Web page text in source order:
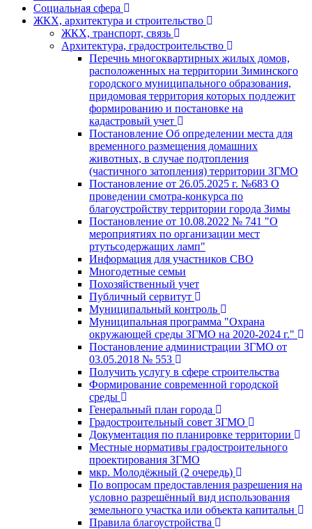
Социальная сфера
ЖКХ, архитектура и строительство
ЖКХ, транспорт, связь
Архитектура, градостроительство
Перечнь многоквартирных жилых домов,
расположенных на территории Зиминского
городского муниципального образования,
придомовая территория которых подлежит
формированию и постановке на
кадастровый учет
Постановление Об определении места для
временного размещения домашних
животных, в случае подтопления
(частичного затопления) территории ЗГМО
Постановление от 26.05.2025 г. №683 О
проведении смотра-конкурса по
благоустройству территории города Зимы
Постановление от 10.08.2022 № 741 "О
мероприятиях по организации мест
ртутьсодержащих ламп"
Информация для участников СВО
Многодетные семьи
Похозяйственный учет
Публичный сервитут
Муниципальный контроль
Муниципальная программа "Охрана
окружающей среды ЗГМО на 2020-2024 г."
Постановление администрации ЗГМО от
03.05.2018 № 553
Получить услугу в сфере строительства
Формирование современной городской
среды
Генеральный план города
Градостроительный совет ЗГМО
Документация по планировке территории
Местные нормативы градостроительного
проектирования ЗГМО
мкр. Молодёжный (2 очередь)
По вопросам предоставления разрешения на
условно разрешённый вид использования
земельного участка или объекта капитальн
Правила благоустройства